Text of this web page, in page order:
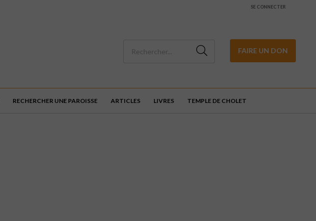
SE CONNECTER
FAIRE UN DON
RECHERCHER UNE PAROISSE ARTICLES LIVRES TEMPLE DE CHOLET